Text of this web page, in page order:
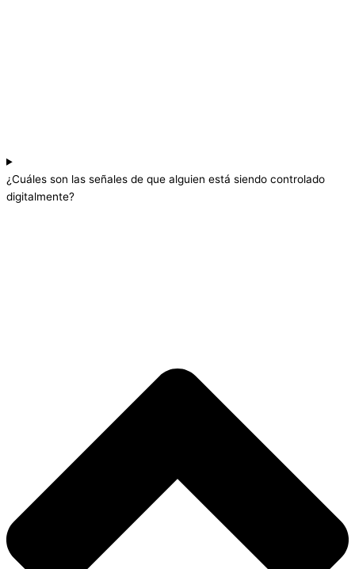
¿Cuáles son las señales de que alguien está siendo controlado
digitalmente?